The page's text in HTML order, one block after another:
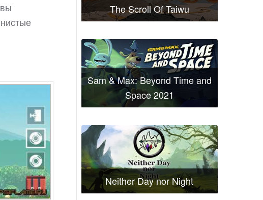
The Scroll Of Taiwu
Sam & Max: Beyond Time and
Space 2021
Neither Day nor Night